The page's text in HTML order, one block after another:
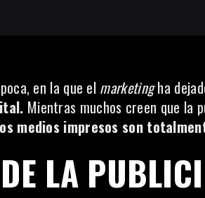
en la que el marketingha
Mientras muchos creen que la
medios impresos son
LA